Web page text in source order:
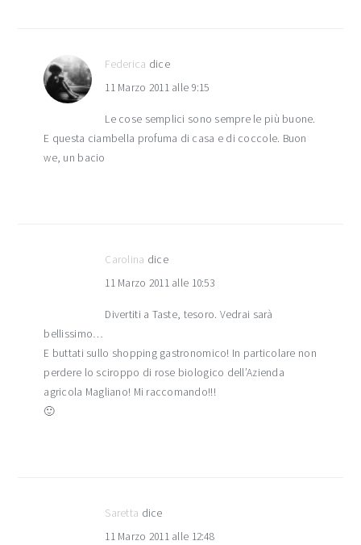
Federica dice
11 Marzo 2011 alle 9:15
Le cose semplici sono sempre le più buone.
E questa ciambella profuma di casa e di coccole. Buon
we, un bacio
Carolina dice
11 Marzo 2011 alle 10:53
Divertiti a Taste, tesoro. Vedrai sarà
bellissimo…
E buttati sullo shopping gastronomico! In particolare non
perdere lo sciroppo di rose biologico dell’Azienda
agricola Magliano! Mi raccomando!!!
🙂
Saretta dice
11 Marzo 2011 alle 12:48